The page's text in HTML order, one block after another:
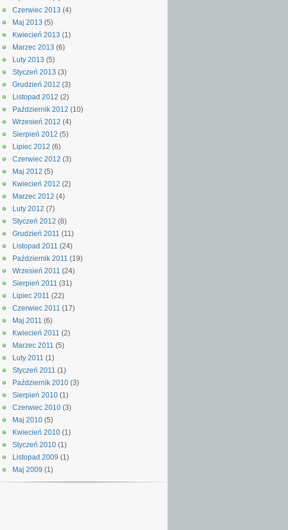
Czerwiec 2013 (4)
Maj 2013 (5)
Kwiecień 2013 (1)
Marzec 2013 (6)
Luty 2013 (5)
Styczeń 2013 (3)
Grudzień 2012 (3)
Listopad 2012 (2)
Październik 2012 (10)
Wrzesień 2012 (4)
Sierpień 2012 (5)
Lipiec 2012 (6)
Czerwiec 2012 (3)
Maj 2012 (5)
Kwiecień 2012 (2)
Marzec 2012 (4)
Luty 2012 (7)
Styczeń 2012 (8)
Grudzień 2011 (11)
Listopad 2011 (24)
Październik 2011 (19)
Wrzesień 2011 (24)
Sierpień 2011 (31)
Lipiec 2011 (22)
Czerwiec 2011 (17)
Maj 2011 (6)
Kwiecień 2011 (2)
Marzec 2011 (5)
Luty 2011 (1)
Styczeń 2011 (1)
Październik 2010 (3)
Sierpień 2010 (1)
Czerwiec 2010 (3)
Maj 2010 (5)
Kwiecień 2010 (1)
Styczeń 2010 (1)
Listopad 2009 (1)
Maj 2009 (1)